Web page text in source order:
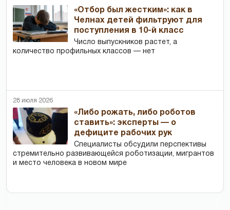
«Отбор был жестким»: как в
Челнах детей фильтруют для
поступления в 10-й класс
Число выпускников растет, а
количество профильных классов — нет
28 июля 2026
«Либо рожать, либо роботов
ставить»: эксперты — о
дефиците рабочих рук
Специалисты обсудили перспективы
стремительно развивающейся роботизации, мигрантов
и место человека в новом мире